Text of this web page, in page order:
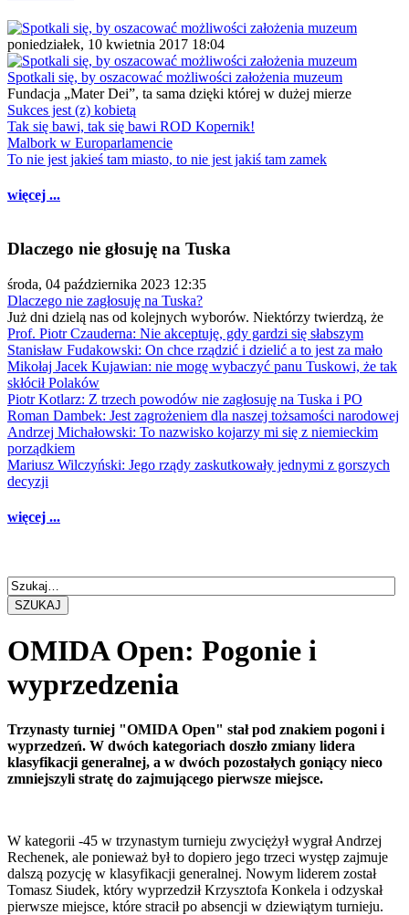
poniedziałek, 10 kwietnia 2017 18:04
Spotkali się, by oszacować możliwości założenia muzeum
Fundacja „Mater Dei”, ta sama dzięki której w dużej mierze
Sukces jest (z) kobietą
Tak się bawi, tak się bawi ROD Kopernik!
Malbork w Europarlamencie
To nie jest jakieś tam miasto, to nie jest jakiś tam zamek
więcej ...
Dlaczego nie głosuję na Tuska
środa, 04 października 2023 12:35
Dlaczego nie zagłosuję na Tuska?
Już dni dzielą nas od kolejnych wyborów. Niektórzy twierdzą, że
Prof. Piotr Czauderna: Nie akceptuję, gdy gardzi się słabszym
Stanisław Fudakowski: On chce rządzić i dzielić a to jest za mało
Mikołaj Jacek Kujawian: nie mogę wybaczyć panu Tuskowi, że tak
skłócił Polaków
Piotr Kotlarz: Z trzech powodów nie zagłosuję na Tuska i PO
Roman Dambek: Jest zagrożeniem dla naszej tożsamości narodowej
Andrzej Michałowski: To nazwisko kojarzy mi się z niemieckim
porządkiem
Mariusz Wilczyński: Jego rządy zaskutkowały jednymi z gorszych
decyzji
więcej ...
SZUKAJ
OMIDA Open: Pogonie i
wyprzedzenia
Trzynasty turniej "OMIDA Open" stał pod znakiem pogoni i
wyprzedzeń. W dwóch kategoriach doszło zmiany lidera
klasyfikacji generalnej, a w dwóch pozostałych goniący nieco
zmniejszyli stratę do zajmującego pierwsze miejsce.
W kategorii -45 w trzynastym turnieju zwyciężył wygrał Andrzej
Rechenek, ale ponieważ był to dopiero jego trzeci występ zajmuje
dalszą pozycję w klasyfikacji generalnej. Nowym liderem został
Tomasz Siudek, który wyprzedził Krzysztofa Konkela i odzyskał
pierwsze miejsce, które stracił po absencji w dziewiątym turnieju.